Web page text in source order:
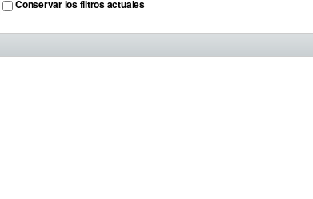
Conservar los filtros actuales